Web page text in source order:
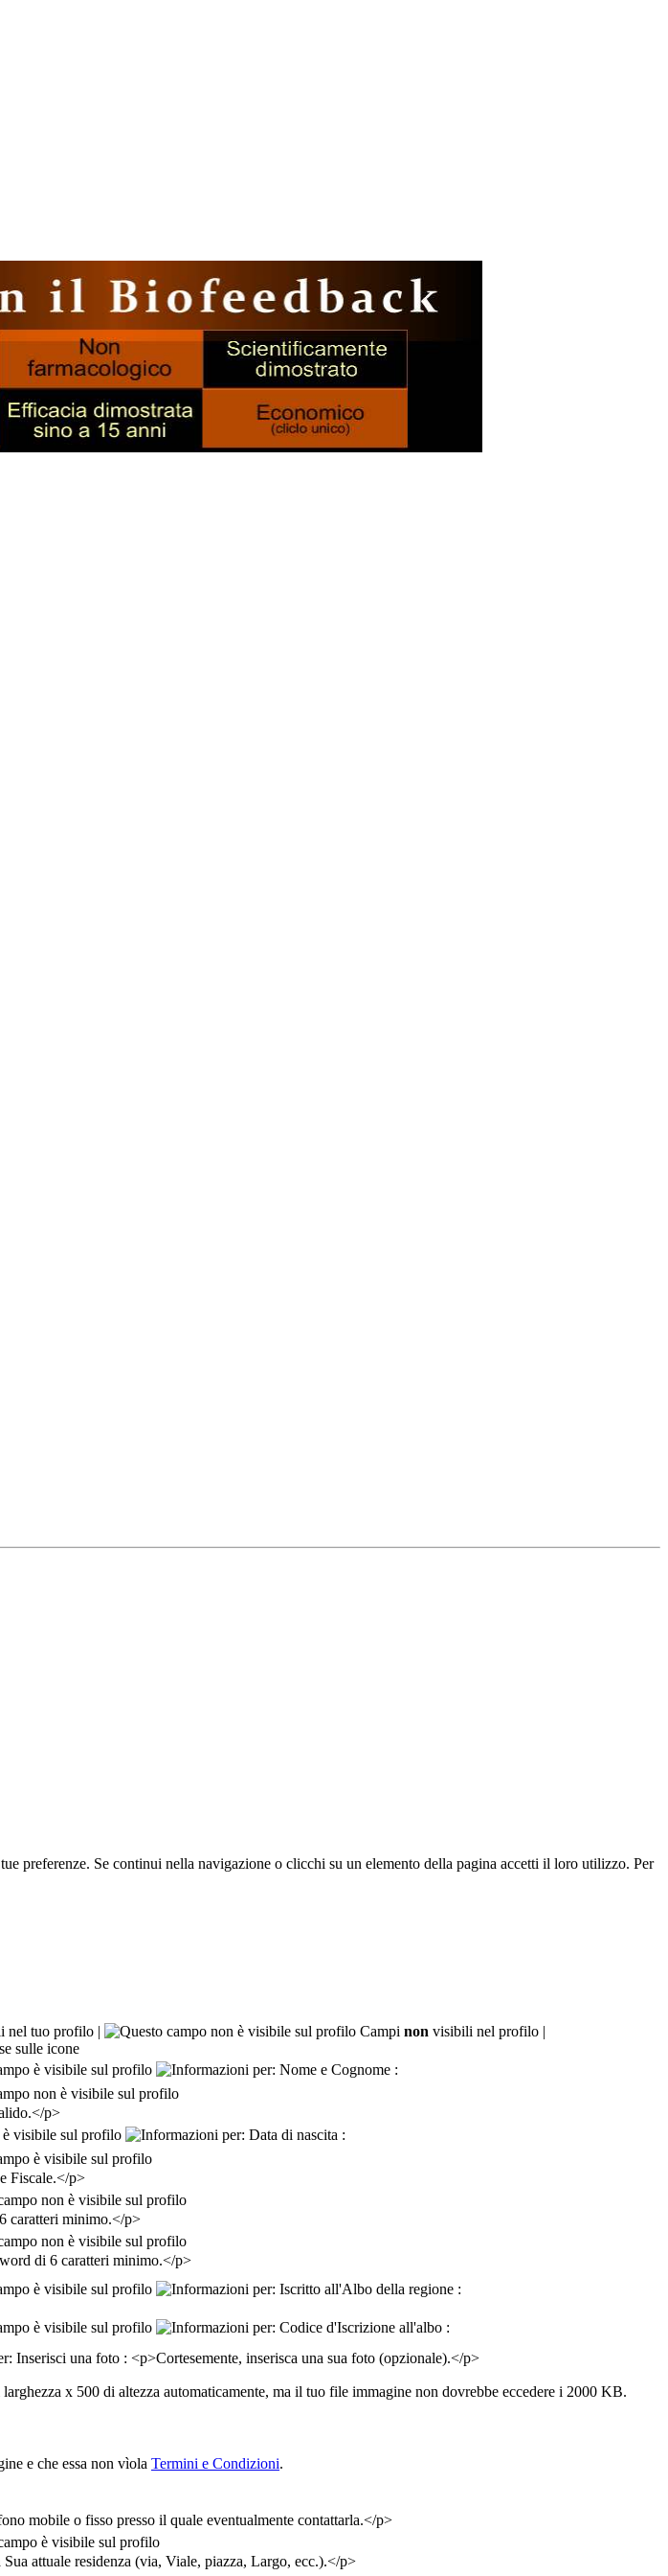
preferenze. Se continui nella navigazione o clicchi su un elemento della pagina accetti il loro utilizzo. Per
nel tuo profilo | Campi non visibili nel profilo |
sulle icone
x 500 di altezza automaticamente, ma il tuo file immagine non dovrebbe eccedere i 2000 KB.
e che essa non vìola Termini e Condizioni.